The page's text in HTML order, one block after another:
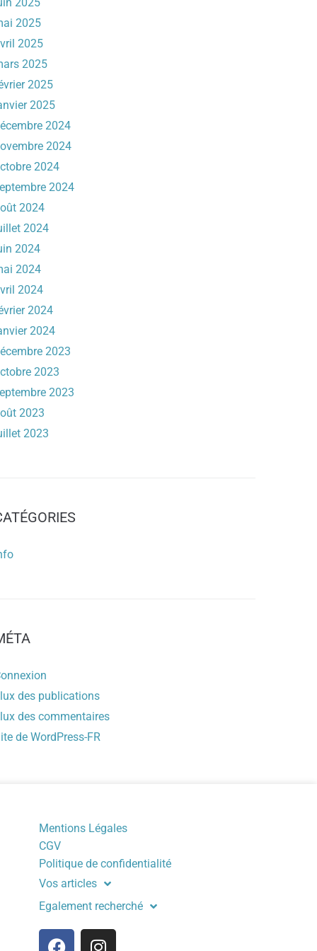
2025
2025
2025
2025
2025
2024
2024
2024
2024
2024
2024
2024
2024
2024
2024
2024
2023
2023
2023
2023
2023
des publications
des commentaires
de WordPress-FR
Mentions Légales
CGV
Politique de confidentialité
Vos articles
Egalement recherché